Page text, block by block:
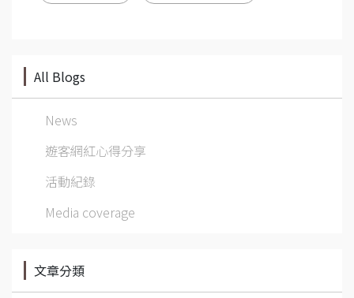
All Blogs
News
遊客網紅心得分享
活動紀錄
Media coverage
文章分類